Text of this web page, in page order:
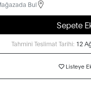
Bul
Sepete
Tahmini Teslimat Tarihi: 12
Listeye